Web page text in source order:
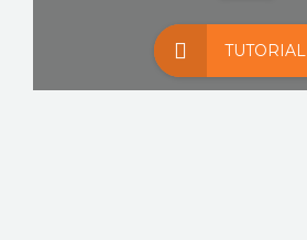
TUTORIAL ECOBRICK TUTORIAL